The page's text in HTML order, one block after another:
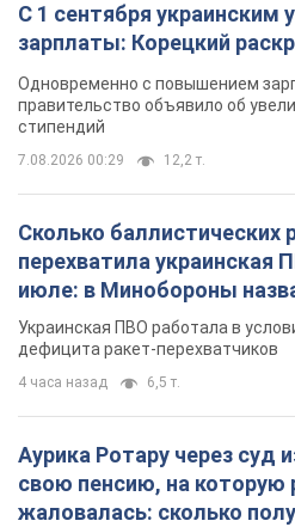
С 1 сентября украинским
зарплаты: Корецкий
Одновременно с повышением
правительство объявило об
стипендий
7.08.2026 00:29 12,2 т.
Сколько баллистических
перехватила украинская
июле: в Минобороны
Украинская ПВО работала в
дефицита ракет-перехватчиков
4 часа назад 6,5 т.
Аурика Ротару через суд
свою пенсию, на которую
жаловалась: сколько